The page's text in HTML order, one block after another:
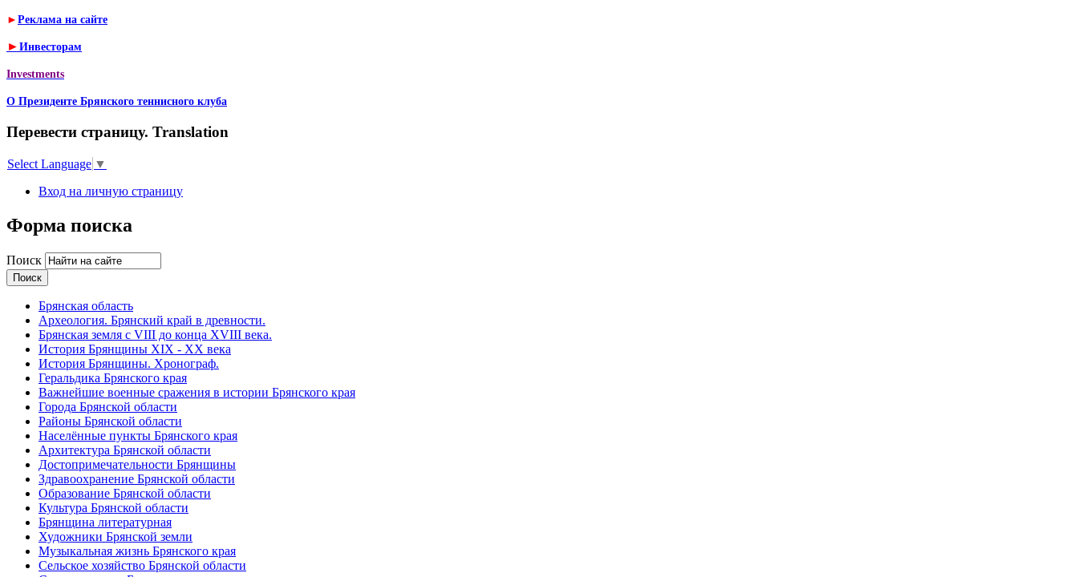
► Реклама на сайте
► Инвесторам
Investments
О Президенте Брянского теннисного клуба
Перевести страницу. Translation
Select Language ▼
Вход на личную страницу
Форма поиска
Поиск
Брянская область
Археология. Брянский край в древности.
Брянская земля с VIII до конца XVIII века.
История Брянщины XIX - XX века
История Брянщины. Хронограф.
Геральдика Брянского края
Важнейшие военные сражения в истории Брянского края
Города Брянской области
Районы Брянской области
Населённые пункты Брянского края
Архитектура Брянской области
Достопримечательности Брянщины
Здравоохранение Брянской области
Образование Брянской области
Культура Брянской области
Брянщина литературная
Художники Брянской земли
Музыкальная жизнь Брянского края
Сельское хозяйство Брянской области